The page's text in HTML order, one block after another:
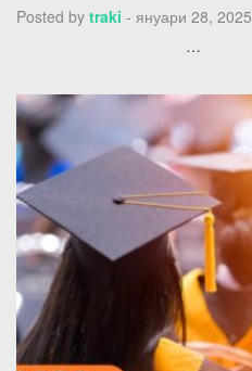
Posted by traki - януари 28, 2025
…